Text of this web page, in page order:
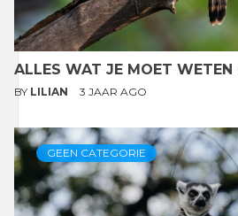
ALLES WAT JE MOET WETEN
BY LILIAN 3 JAAR AGO
GEEN CATEGORIE